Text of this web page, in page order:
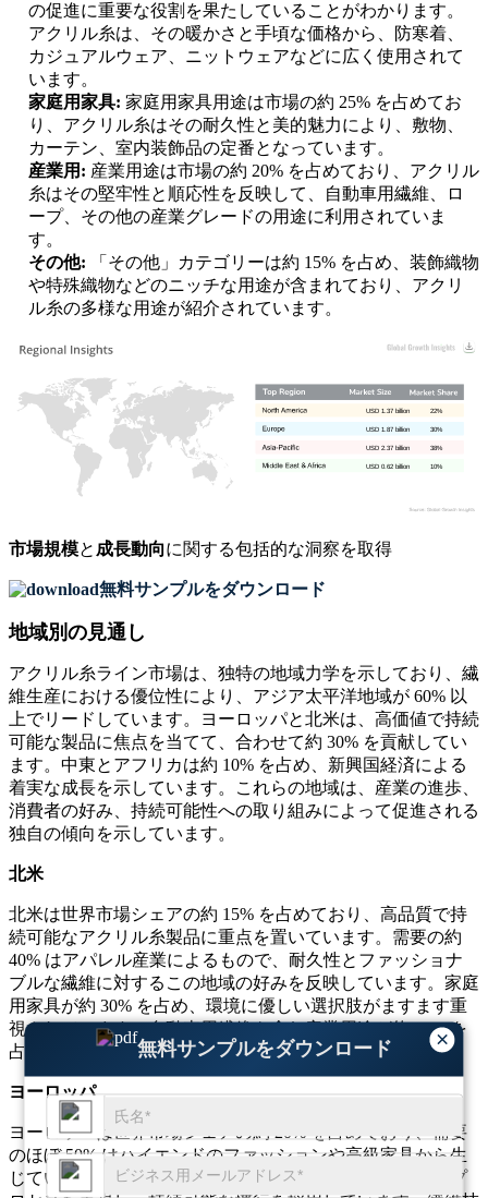
×
無料サンプルをダウンロード
の促進に重要な役割を果たしていることがわかります。
アクリル糸は、その暖かさと手頃な価格から、防寒着、
カジュアルウェア、ニットウェアなどに広く使用されて
います。
家庭用家具: 家庭用家具用途は市場の約 25% を占めてお
り、アクリル糸はその耐久性と美的魅力により、敷物、
カーテン、室内装飾品の定番となっています。
産業用: 産業用途は市場の約 20% を占めており、アクリル
糸はその堅牢性と順応性を反映して、自動車用繊維、ロ
ープ、その他の産業グレードの用途に利用されていま
す。
その他:
「その他」カテゴリーは約 15% を占め、装飾織物
や特殊織物などのニッチな用途が含まれており、アクリ
ル糸の多様な用途が紹介されています。
10%
USD 0.62 billion
38%
USD 2.37 billion
30%
USD 1.87 billion
22%
USD 1.37 billion
市場規模と 成長動向に関する包括的な洞察を取得
無料サンプルをダウンロード
地域別の見通し
アクリル糸ライン市場は、独特の地域力学を示しており、繊
維生産における優位性により、アジア太平洋地域が 60% 以
上でリードしています。ヨーロッパと北米は、高価値で持続
可能な製品に焦点を当てて、合わせて約 30% を貢献してい
ます。中東とアフリカは約 10% を占め、新興国経済による
着実な成長を示しています。これらの地域は、産業の進歩、
消費者の好み、持続可能性への取り組みによって促進される
独自の傾向を示しています。
北米
北米は世界市場シェアの約 15% を占めており、高品質で持
続可能なアクリル糸製品に重点を置いています。需要の約
40% はアパレル産業によるもので、耐久性とファッショナ
ブルな繊維に対するこの地域の好みを反映しています。家庭
用家具が約 30% を占め、環境に優しい選択肢がますます重
視されています。自動車用繊維を含む産業用途が約 20% を
占めており、この地域の用途の多様化を示しています。
ヨーロッパ
ヨーロッパは世界市場シェアの約 20% を占めており、需要
のほぼ 50% はハイエンドのファッションや高級家具から生
じています。メーカーの約 30% は、環境に優しい材料とプ